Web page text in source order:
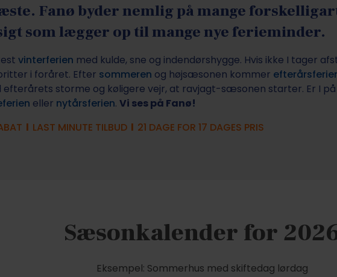
Fanø byder nemlig på mange
som lægger op til mange nye ferieminder.
vinterferien med kulde, sne og indendørshygge. Hvis ikke I tager
i foråret. Efter sommeren og højsæsonen kommer
efterårets storme og køligere vejr, at ravjagt-sæsonen starter. Er I
eller nytårsferien. Vi ses på Fanø!
l LAST MINUTE TILBUD l 21 DAGE FOR 17 DAGES PRIS
Sæsonkalender for
Eksempel: Sommerhus med skiftedag lørdag